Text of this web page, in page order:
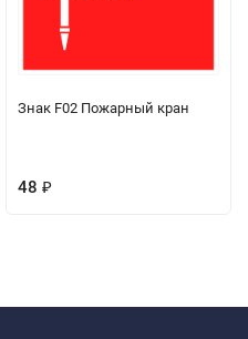
Знак F02 Пожарный кран
48 ₽